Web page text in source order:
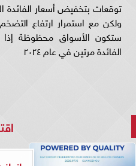
توقعات بتخفيض أسعار الفائدة
ولكن مع استمرار ارتفاع
ستكون الأسواق محظوظة
الفائدة مرتين في عام ٢٠٢٤